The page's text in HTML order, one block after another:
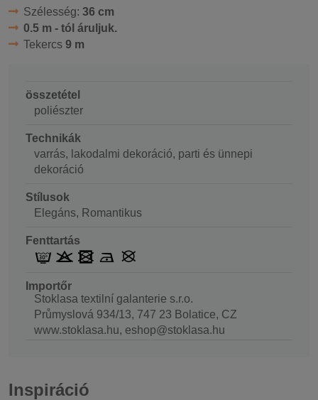
Szélesség: 36 cm
0.5 m - tól áruljuk.
Tekercs 9 m
összetétel
poliészter
Technikák
varrás, lakodalmi dekoráció, parti és ünnepi
dekoráció
Stílusok
Elegáns, Romantikus
Fenttartás
Importőr
Stoklasa textilní galanterie s.r.o.
Průmyslová 934/13, 747 23 Bolatice, CZ
www.stoklasa.hu, eshop@stoklasa.hu
Inspiráció